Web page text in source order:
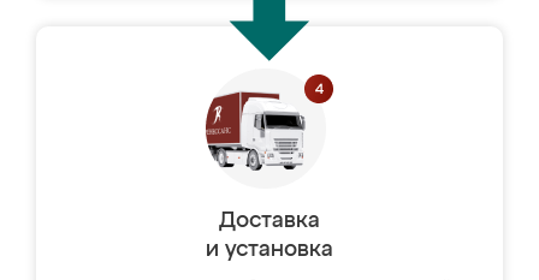
Доставка
и установка